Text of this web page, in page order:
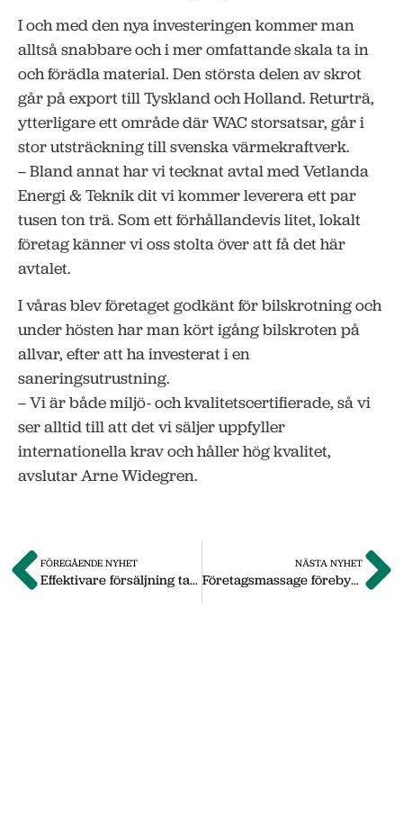
I och med den nya investeringen kommer man
alltså snabbare och i mer omfattande skala ta in
och förädla material. Den största delen av skrot
går på export till Tyskland och Holland. Returträ,
ytterligare ett område där WAC storsatsar, går i
stor utsträckning till svenska värmekraftverk.
– Bland annat har vi tecknat avtal med Vetlanda
Energi & Teknik dit vi kommer leverera ett par
tusen ton trä. Som ett förhållandevis litet, lokalt
företag känner vi oss stolta över att få det här
avtalet.
I våras blev företaget godkänt för bilskrotning och
under hösten har man kört igång bilskroten på
allvar, efter att ha investerat i en
saneringsutrustning.
– Vi är både miljö- och kvalitetscertifierade, så vi
ser alltid till att det vi säljer uppfyller
internationella krav och håller hög kvalitet,
avslutar Arne Widegren.
FÖREGÅENDE NYHET
Effektivare försäljning tack vare registervård
NÄSTA NYHET
Företagsmassage förebygger förslitningar och ökar välbefinnandet